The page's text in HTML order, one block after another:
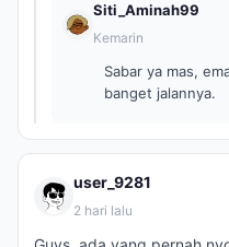
Siti_Aminah99
Kemarin
Sabar ya mas,
banget jalannya.
user_9281
2 hari lalu